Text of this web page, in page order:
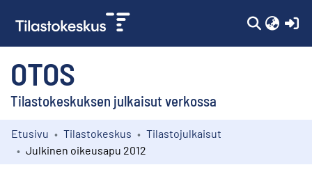
OTOS
Tilastokeskuksen julkaisut verkossa
Kokoelmat
Etusivu Tilastokeskus
Tilastojulkaisut
Julkinen oikeusapu 2012